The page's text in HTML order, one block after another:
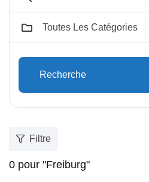
Toutes Les Catégories
Recherche
Filtre
0 pour "Freiburg"